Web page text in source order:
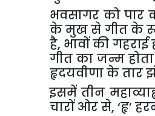
भवसागर को पार
के मुख से गीत के रूप
है, भावों की
गीत का जन्म
हृदयवीणा के तार
इसमें तीन
चारों ओर से, ‘हृ’